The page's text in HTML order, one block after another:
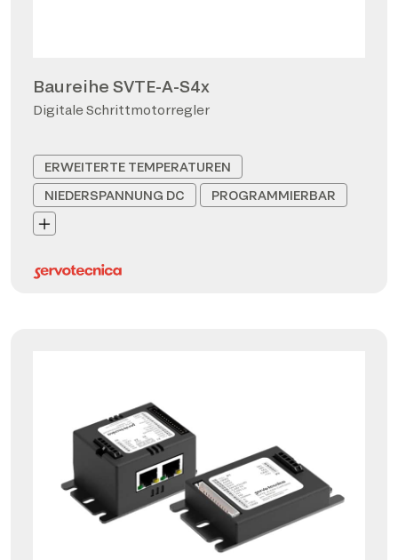
Baureihe SVTE-A-S4x
Digitale Schrittmotorregler
ERWEITERTE TEMPERATUREN
NIEDERSPANNUNG DC
PROGRAMMIERBAR